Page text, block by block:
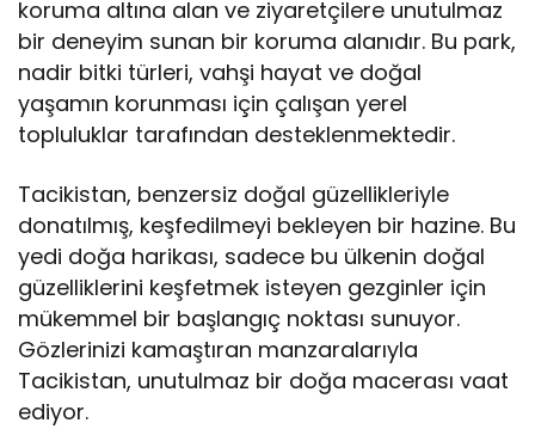
koruma altına alan ve ziyaretçilere unutulmaz
bir deneyim sunan bir koruma alanıdır. Bu park,
nadir bitki türleri, vahşi hayat ve doğal
yaşamın korunması için çalışan yerel
topluluklar tarafından desteklenmektedir.
Tacikistan, benzersiz doğal güzellikleriyle
donatılmış, keşfedilmeyi bekleyen bir hazine. Bu
yedi doğa harikası, sadece bu ülkenin doğal
güzelliklerini keşfetmek isteyen gezginler için
mükemmel bir başlangıç noktası sunuyor.
Gözlerinizi kamaştıran manzaralarıyla
Tacikistan, unutulmaz bir doğa macerası vaat
ediyor.